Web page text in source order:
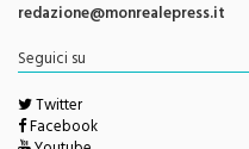
redazione@monrealepress.it
Seguici su
Twitter
Facebook